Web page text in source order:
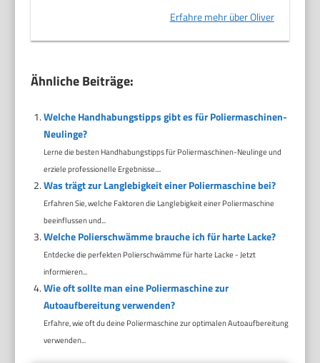
Erfahre mehr über Oliver
Ähnliche Beiträge:
Welche Handhabungstipps gibt es für Poliermaschinen-
Neulinge?
Lerne die besten Handhabungstipps für Poliermaschinen-Neulinge und
erziele professionelle Ergebnisse....
Was trägt zur Langlebigkeit einer Poliermaschine bei?
Erfahren Sie, welche Faktoren die Langlebigkeit einer Poliermaschine
beeinflussen und...
Welche Polierschwämme brauche ich für harte Lacke?
Entdecke die perfekten Polierschwämme für harte Lacke - Jetzt
informieren...
Wie oft sollte man eine Poliermaschine zur
Autoaufbereitung verwenden?
Erfahre, wie oft du deine Poliermaschine zur optimalen Autoaufbereitung
verwenden...